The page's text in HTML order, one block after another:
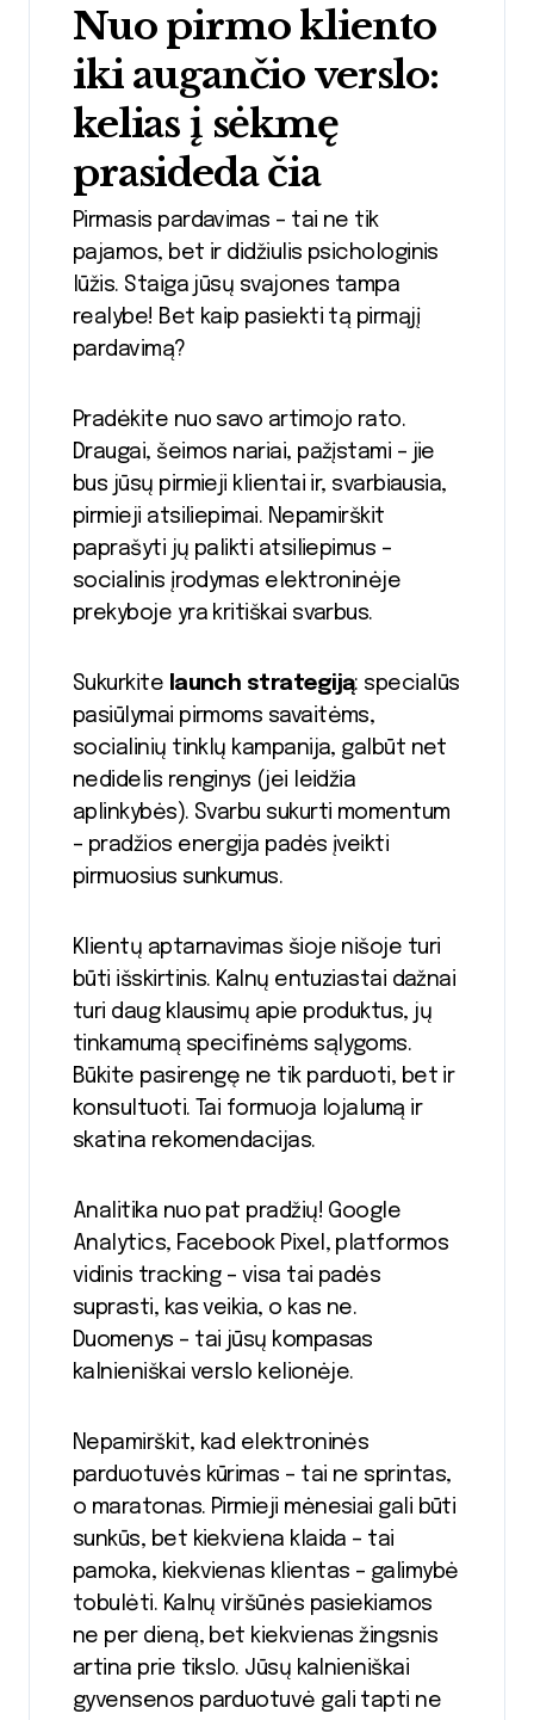
Nuo pirmo kliento
iki augančio verslo:
kelias į sėkmę
prasideda čia
Pirmasis pardavimas – tai ne tik
pajamos, bet ir didžiulis psichologinis
lūžis. Staiga jūsų svajones tampa
realybe! Bet kaip pasiekti tą pirmąjį
pardavimą?
Pradėkite nuo savo artimojo rato.
Draugai, šeimos nariai, pažįstami – jie
bus jūsų pirmieji klientai ir, svarbiausia,
pirmieji atsiliepimai. Nepamirškit
paprašyti jų palikti atsiliepimus –
socialinis įrodymas elektroninėje
prekyboje yra kritiškai svarbus.
Sukurkite launch strategiją: specialūs
pasiūlymai pirmoms savaitėms,
socialinių tinklų kampanija, galbūt net
nedidelis renginys (jei leidžia
aplinkybės). Svarbu sukurti momentum
– pradžios energija padės įveikti
pirmuosius sunkumus.
Klientų aptarnavimas šioje nišoje turi
būti išskirtinis. Kalnų entuziastai dažnai
turi daug klausimų apie produktus, jų
tinkamumą specifinėms sąlygoms.
Būkite pasirengę ne tik parduoti, bet ir
konsultuoti. Tai formuoja lojalumą ir
skatina rekomendacijas.
Analitika nuo pat pradžių! Google
Analytics, Facebook Pixel, platformos
vidinis tracking – visa tai padės
suprasti, kas veikia, o kas ne.
Duomenys – tai jūsų kompasas
kalnieniškai verslo kelionėje.
Nepamirškit, kad elektroninės
parduotuvės kūrimas – tai ne sprintas,
o maratonas. Pirmieji mėnesiai gali būti
sunkūs, bet kiekviena klaida – tai
pamoka, kiekvienas klientas – galimybė
tobulėti. Kalnų viršūnės pasiekiamos
ne per dieną, bet kiekvienas žingsnis
artina prie tikslo. Jūsų kalnieniškai
gyvensenos parduotuvė gali tapti ne